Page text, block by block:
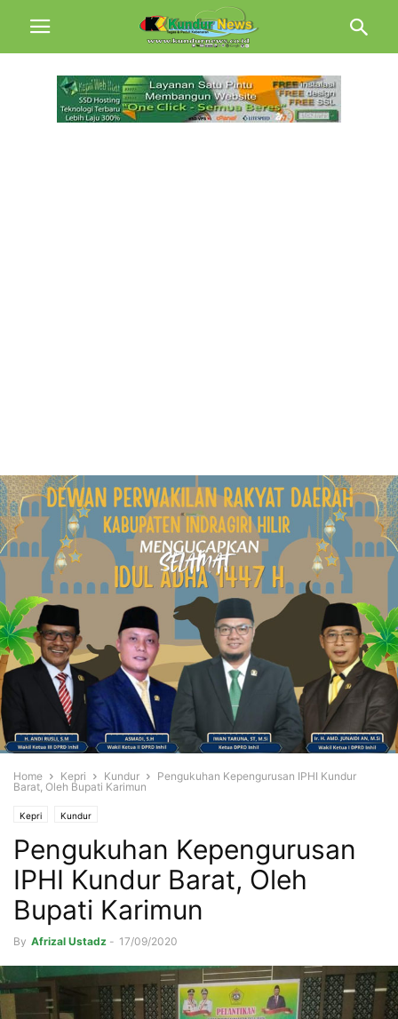
Home Kepri Kundur
Pengukuhan Kepengurusan IPHI Kundur
Barat, Oleh Bupati Karimun
Kepri Kundur
Pengukuhan Kepengurusan
IPHI Kundur Barat, Oleh
Bupati Karimun
By Afrizal Ustadz - 17/09/2020